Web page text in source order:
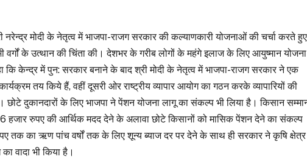
नरेन्द्र मोदी के नेतृत्व में भाजपा-राजग सरकार की कल्याणकारी योजनाओं की चर्चा करते हुए
के उत्थान की चिंता की। देशभर के गरीब लोगों के महंगे इलाज के लिए आयुष्मान योजना
कि केन्द्र में पुन: सरकार बनाने के बाद श्री मोदी के नेतृत्व में भाजपा-राजग सरकार ने एक
तय किये हैं, वहीं दूसरी ओर राष्ट्रीय व्यापार आयोग का गठन करके व्यापारियों की
छोटे दुकानदारों के लिए भाजपा ने पेंशन योजना लागू का संकल्प भी लिया है। किसान
हजार रुपए की आर्थिक मदद देने के अलावा छोटे किसानों को मासिक पेंशन देने का संकल्प
तक का ऋण पांच वर्षों तक के लिए शून्य ब्याज दर पर देने के साथ ही सरकार ने कृषि क्षेत्र
वादा भी किया है।